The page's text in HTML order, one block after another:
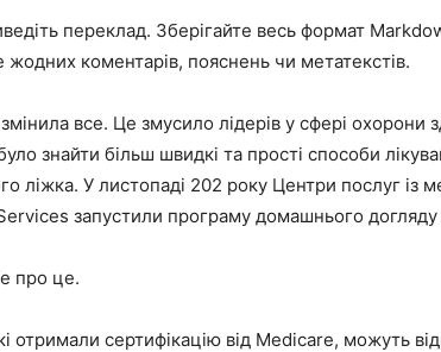
переклад. Зберігайте весь формат
жодних коментарів, пояснень чи метатекстів.
все. Це змусило лідерів у сфері охорони
знайти більш швидкі та прості способи
ліжка. У листопаді 202 року Центри послуг із
запустили програму домашнього догляду
про це.
отримали сертифікацію від Medicare, можуть